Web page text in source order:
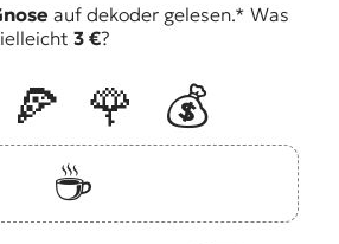
auf dekoder gelesen.* Was
3 €?
🍕 🌹
💰
☕️